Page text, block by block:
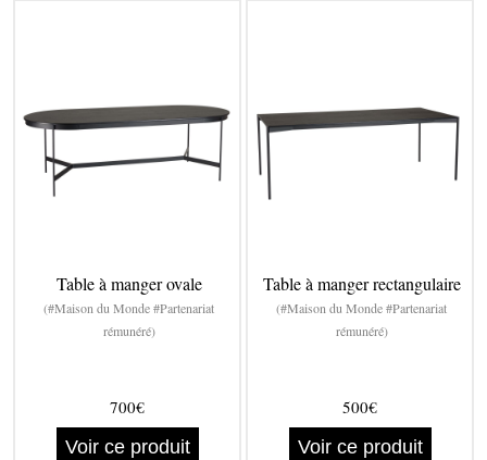
Table à manger ovale
(#Maison du Monde #Partenariat
rémunéré)
700€
Voir ce produit
Table à manger rectangulaire
(#Maison du Monde #Partenariat
rémunéré)
500€
Voir ce produit